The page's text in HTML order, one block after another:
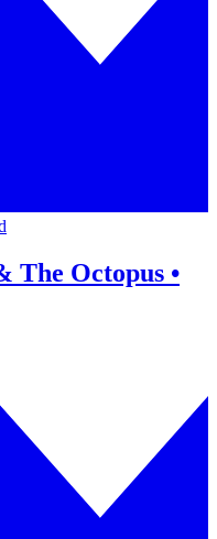
The Octopus •